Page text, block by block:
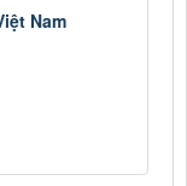
Nam